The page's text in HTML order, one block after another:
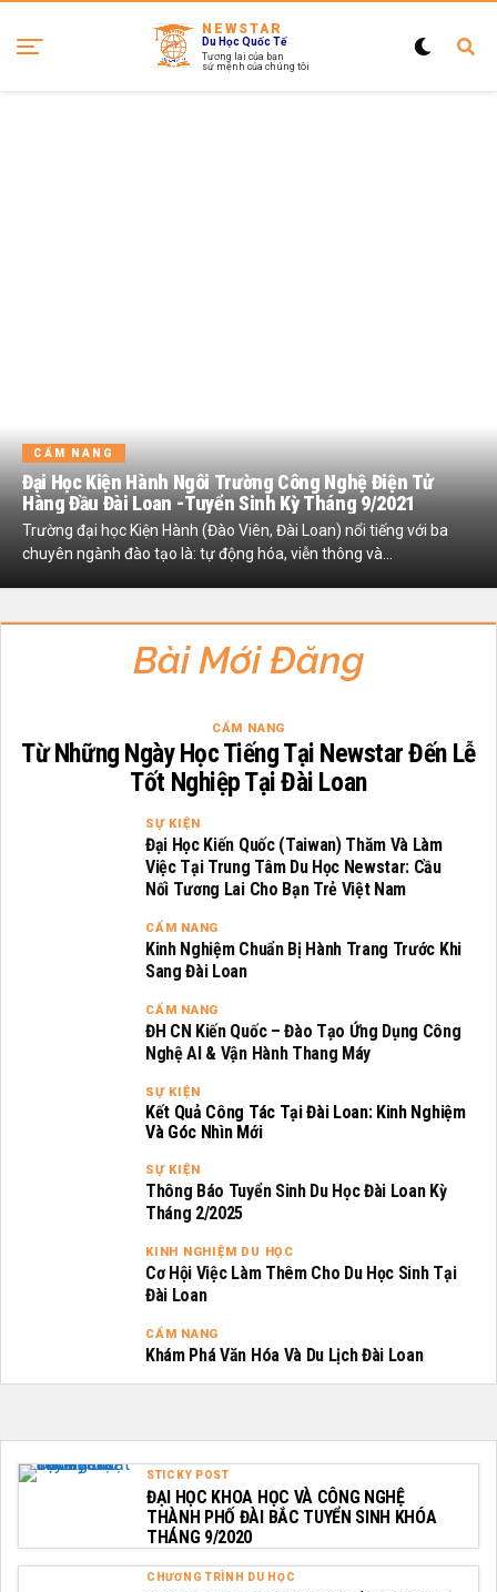
NEWSTAR
Du Học Quốc Tế
Tương lai của bạn
sứ mệnh của chúng tôi
CẨM NANG
Đại Học Kiện Hành Ngôi Trường Công Nghệ Điện Tử
Hàng Đầu Đài Loan -tuyển Sinh Kỳ Tháng 9/2021
Trường đại học Kiện Hành (Đào Viên, Đài Loan) nổi tiếng với ba
chuyên ngành đào tạo là: tự động hóa, viễn thông và...
Bài Mới Đăng
CẨM NANG
Từ Những Ngày Học Tiếng Tại Newstar Đến Lễ
Tốt Nghiệp Tại Đài Loan
SỰ KIỆN
Đại Học Kiến Quốc (Taiwan) Thăm Và Làm
Việc Tại Trung Tâm Du Học Newstar: Cầu
Nối Tương Lai Cho Bạn Trẻ Việt Nam
CẨM NANG
Kinh Nghiệm Chuẩn Bị Hành Trang Trước Khi
Sang Đài Loan
CẨM NANG
ĐH CN Kiến Quốc – Đào Tạo Ứng Dụng Công
Nghệ AI & Vận Hành Thang Máy
SỰ KIỆN
Kết Quả Công Tác Tại Đài Loan: Kinh Nghiệm
Và Góc Nhìn Mới
SỰ KIỆN
Thông Báo Tuyển Sinh Du Học Đài Loan Kỳ
Tháng 2/2025
KINH NGHIỆM DU HỌC
Cơ Hội Việc Làm Thêm Cho Du Học Sinh Tại
Đài Loan
CẨM NANG
Khám Phá Văn Hóa Và Du Lịch Đài Loan
STICKY POST
ĐẠI HỌC KHOA HỌC VÀ CÔNG NGHỆ
THÀNH PHỐ ĐÀI BẮC TUYỂN SINH KHÓA
THÁNG 9/2020
CHƯƠNG TRÌNH DU HỌC